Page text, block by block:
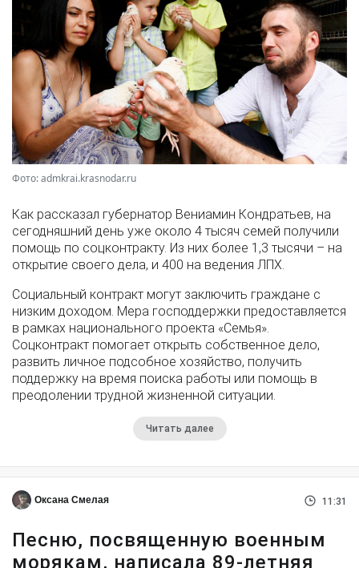
Фото: admkrai.krasnodar.ru
Как рассказал губернатор Вениамин Кондратьев, на
сегодняшний день уже около 4 тысяч семей получили
помощь по соцконтракту. Из них более 1,3 тысячи – на
открытие своего дела, и 400 на ведения ЛПХ.
Социальный контракт могут заключить граждане с
низким доходом. Мера господдержки предоставляется
в рамках национального проекта «Семья».
Соцконтракт помогает открыть собственное дело,
развить личное подсобное хозяйство, получить
поддержку на время поиска работы или помощь в
преодолении трудной жизненной ситуации.
Читать далее
Оксана Смелая 11:31
Песню, посвященную военным
морякам, написала 89-летняя